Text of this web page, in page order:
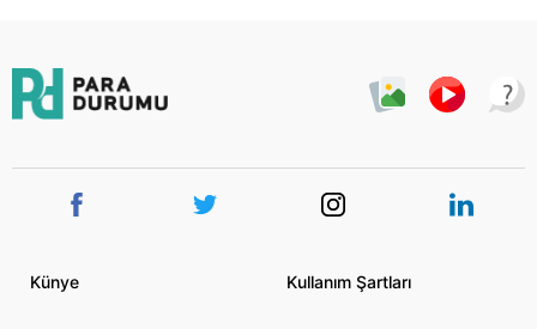
Künye Kullanım Şartları